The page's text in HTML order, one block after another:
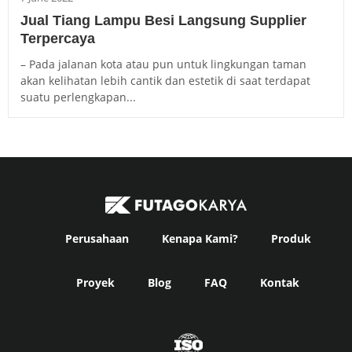
Jual Tiang Lampu Besi Langsung Supplier
Terpercaya
– Pada jalanan kota atau pun untuk lingkungan taman
akan kelihatan lebih cantik dan estetik di saat terdapat
suatu perlengkapan...
Perusahaan Kenapa Kami? Produk
Proyek Blog FAQ Kontak